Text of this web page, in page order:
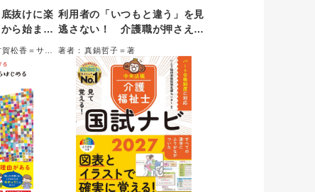
から「子ど
」への大転
と好奇心に
から綴られ
トする。
抜けに楽
ら始ま
松香＝サポ
応すべきかを簡潔にまとめた本。観
察するポイント、原因と考えられる
病気や状態、介護職としての対応、
医療職に報告すること、具体的な報
告例を示す。
利用者の「いつもと違う」を見
逃さない！ 介護職が押さえて
著者：真鍋哲子＝著